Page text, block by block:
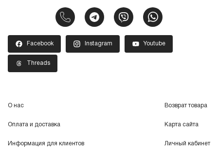
Facebook Instagram Youtube
Threads
О нас
Оплата и доставка
Информация для клиентов
Возврат товара
Карта сайта
Личный кабинет